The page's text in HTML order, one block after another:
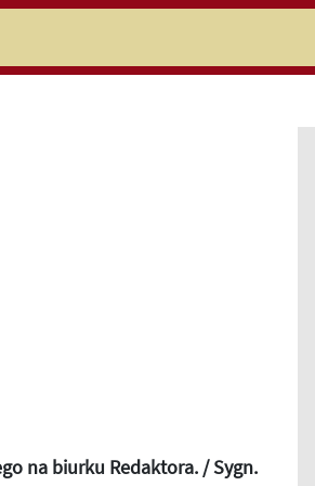
na biurku Redaktora. / Sygn.